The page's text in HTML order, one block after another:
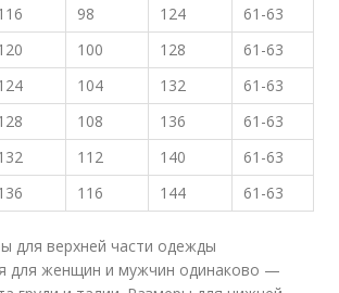
98 124
61-63
100 128
61-63
104 132
61-63
108 136
61-63
112 140
61-63
116 144 61-63
для верхней части одежды
для женщин и мужчин одинаково —